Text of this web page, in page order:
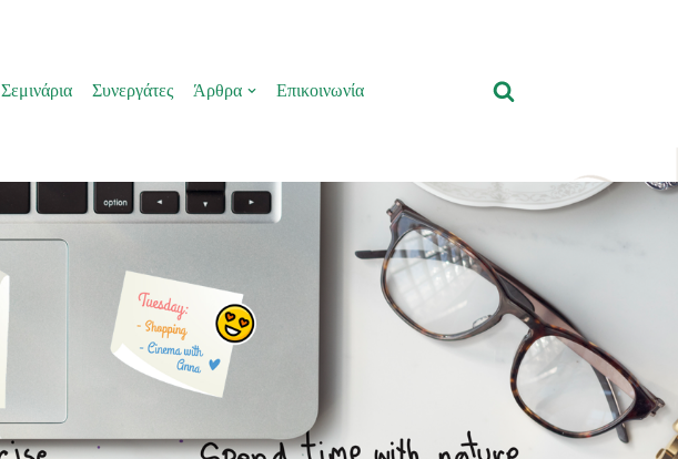
Σεμινάρια Συνεργάτες Άρθρα Επικοινωνία